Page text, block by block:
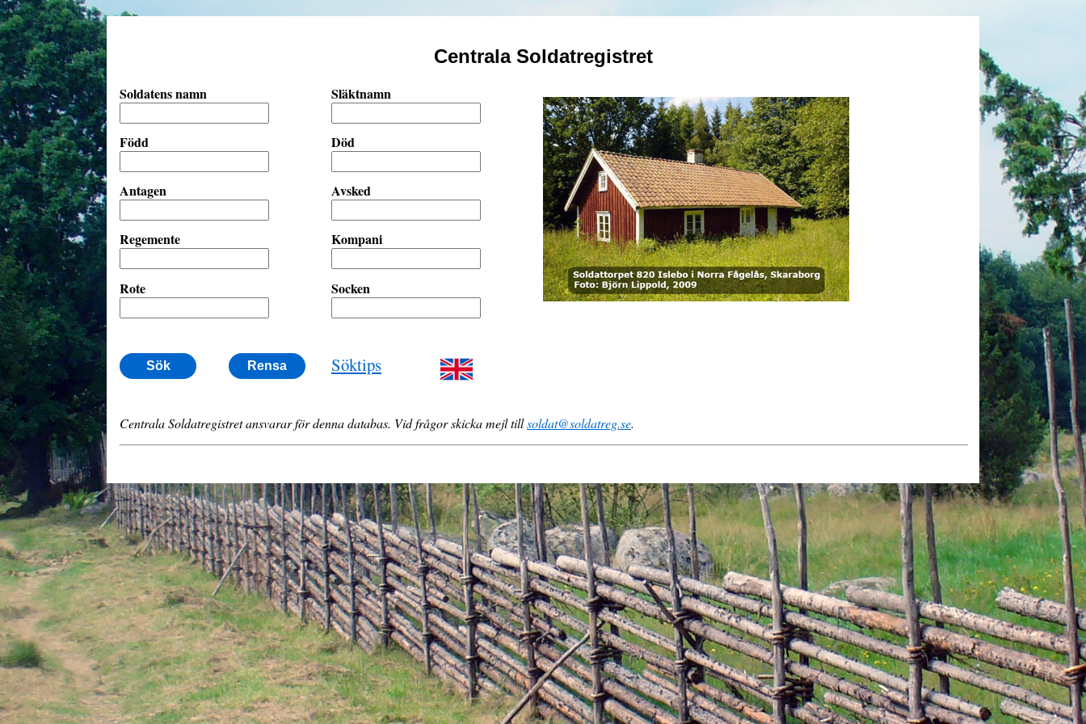
Centrala Soldatregistret
Soldatens namn Släktnamn
Född Död
Antagen Avsked
Regemente Kompani
Rote Socken
Söktips
Centrala Soldatregistret ansvarar för denna databas. Vid frågor skicka mejl tillsoldat@soldatreg.se.